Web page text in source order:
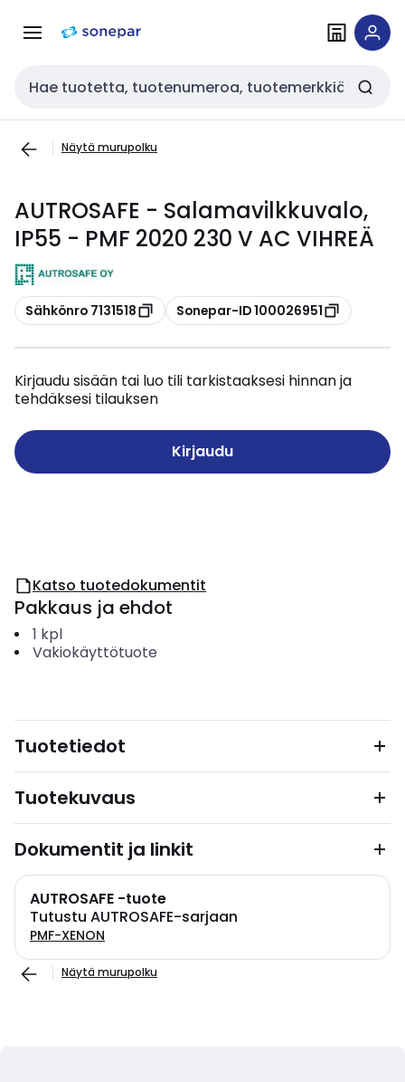
navigointiinsisältöön
Haku
Näytä murupolku
AUTROSAFE - Salamavilkkuvalo,
IP55 - PMF 2020 230 V AC VIHREÄ
Kopioi
Sähkönro 7131518 Kopioi
Sonepar-ID 100026951
Kirjaudu sisään tai luo tili tarkistaaksesi hinnan ja
tehdäksesi tilauksen
Kirjaudu
Katso tuotedokumentit
Pakkaus ja ehdot
1 kpl
Vakiokäyttötuote
Tuotetiedot
Tuotekuvaus
Dokumentit ja linkit
AUTROSAFE -tuote
Tutustu AUTROSAFE-sarjaan
PMF-XENON
Näytä murupolku